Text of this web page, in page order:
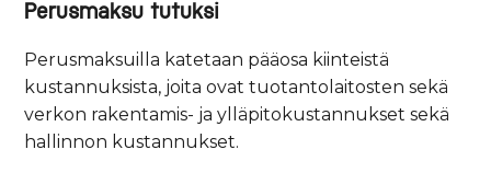
Perusmaksu tutuksi
Perusmaksuilla katetaan pääosa kiinteistä
kustannuksista, joita ovat tuotantolaitosten sekä
verkon rakentamis- ja ylläpitokustannukset sekä
hallinnon kustannukset.